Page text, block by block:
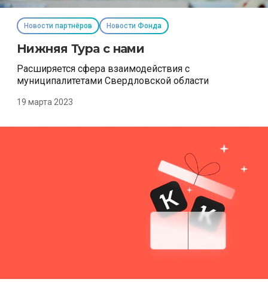
Новости партнёров Новости Фонда
Нижняя Тура с нами
Расширяется сфера взаимодействия с
муниципалитетами Свердловской области
19 марта 2023